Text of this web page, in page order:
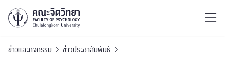
ข่าวและกิจกรรม ข่าวประชาสัมพันธ์